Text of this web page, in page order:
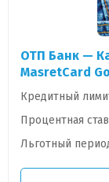
ОТП Банк —
MasretCard
Кредитный
Процентная
Льготный